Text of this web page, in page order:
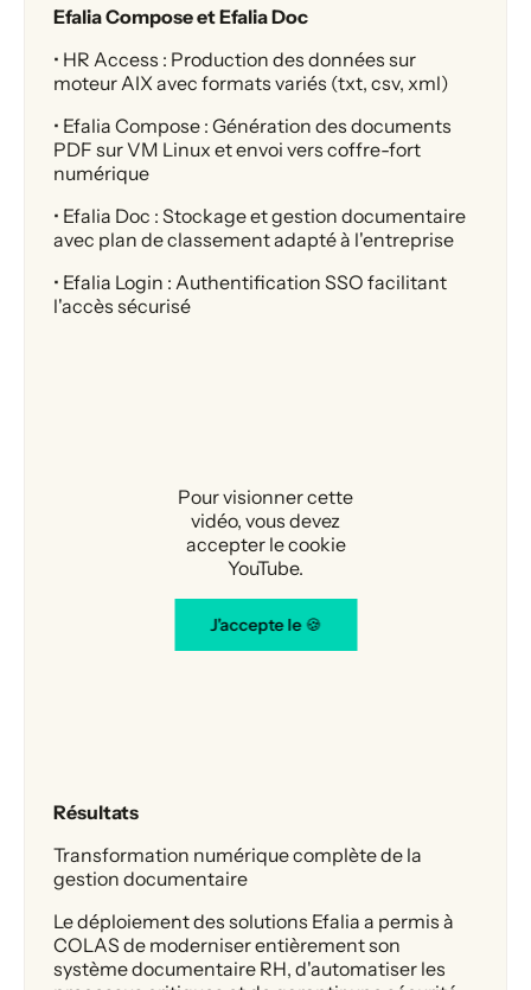
Efalia Compose et Efalia Doc
• HR Access : Production des données sur
moteur AIX avec formats variés (txt, csv, xml)
• Efalia Compose : Génération des documents
PDF sur VM Linux et envoi vers coffre-fort
numérique
• Efalia Doc : Stockage et gestion documentaire
avec plan de classement adapté à l'entreprise
• Efalia Login : Authentification SSO facilitant
l'accès sécurisé
Pour visionner cette
vidéo, vous devez
accepter le cookie
YouTube.
J'accepte le 🍪
Résultats
Transformation numérique complète de la
gestion documentaire
Le déploiement des solutions Efalia a permis à
COLAS de moderniser entièrement son
système documentaire RH, d'automatiser les